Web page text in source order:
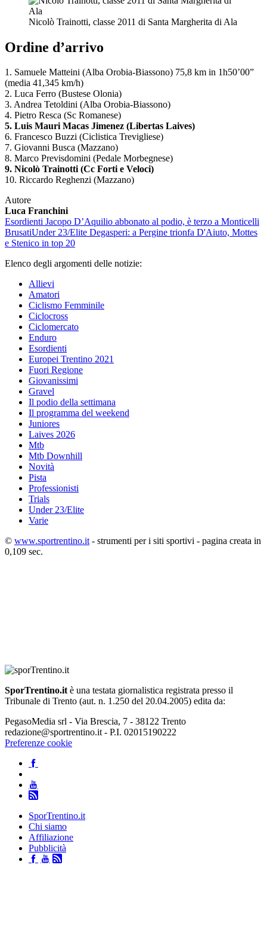
Nicolò Trainotti, classe 2011 di Santa Margherita di Ala
Ordine d’arrivo
1. Samuele Matteini (Alba Orobia-Biassono) 75,8 km in 1h50’00”
(media 41,345 km/h)
2. Luca Ferro (Bustese Olonia)
3. Andrea Tetoldini (Alba Orobia-Biassono)
4. Pietro Resca (Sc Romanese)
5. Luis Mauri Macas Jimenez (Libertas Laives)
6. Francesco Buzzi (Ciclistica Trevigliese)
7. Giovanni Busca (Mazzano)
8. Marco Previsdomini (Pedale Morbegnese)
9. Nicolò Trainotti (Cc Forti e Veloci)
10. Riccardo Reghenzi (Mazzano)
Autore
Luca Franchini
Esordienti Jacopo D’Aquilio abbonato al podio, è terzo a Monticelli
BrusatiUnder 23/Elite Degasperi: a Pergine trionfa D'Aiuto, Mottes
e Stenico in top 20
Elenco degli argomenti delle notizie:
Allievi
Amatori
Ciclismo Femminile
Ciclocross
Ciclomercato
Enduro
Esordienti
Europei Trentino 2021
Fuori Regione
Giovanissimi
Gravel
Il podio della settimana
Il programma del weekend
Juniores
Laives 2026
Mtb
Mtb Downhill
Novità
Pista
Professionisti
Trials
Under 23/Elite
Varie
© www.sportrentino.it- strumenti per i siti sportivi - pagina creata in
0,109 sec.
SporTrentino.itè una testata giornalistica registrata presso il
Tribunale di Trento (aut. n. 1.250 del 20.04.2005) edita da:
PegasoMedia srl - Via Brescia, 7 - 38122 Trento
redazione@sportrentino.it - P.I. 02015190222
Preferenze cookie
SporTrentino.it
Chi siamo
Affiliazione
Pubblicità